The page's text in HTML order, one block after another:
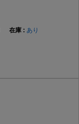
あり